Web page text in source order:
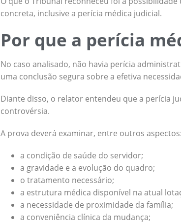
concreta, inclusive a perícia médica judicial.
Por que a perícia
No caso analisado, não havia perícia
uma conclusão segura sobre a efetiva
Diante disso, o relator entendeu que a perícia
controvérsia.
A prova deverá examinar, entre outros aspectos:
a condição de saúde do servidor;
a gravidade e a evolução do quadro;
o tratamento necessário;
a estrutura médica disponível na atual
a necessidade de proximidade da família;
a conveniência clínica da mudança;